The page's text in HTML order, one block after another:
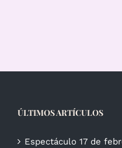
ÚLTIMOS ARTÍCULOS
Espectáculo 17 de